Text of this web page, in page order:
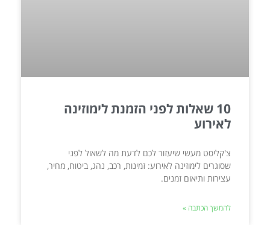
10 שאלות לפני הזמנת לימוזינה
לאירוע
צ'קליסט מעשי שיעזור לכם לדעת מה לשאול לפני
שסוגרים לימוזינה לאירוע: זמינות, רכב, נהג, ביטוח, מחיר,
עצירות ותיאום זמנים.
להמשך הכתבה »